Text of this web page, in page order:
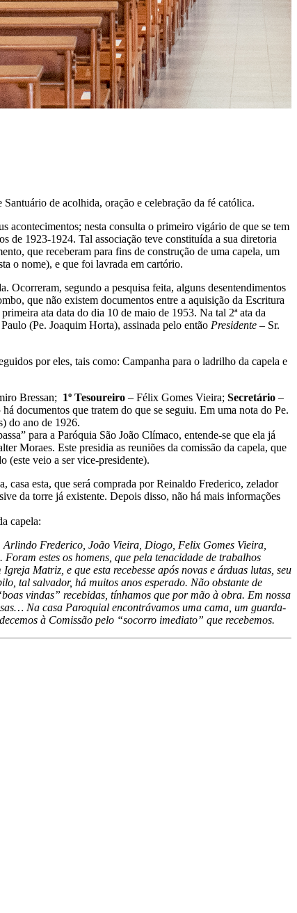
de acolhida, oração e celebração da fé católica.
acontecimentos; nesta consulta o primeiro vigário de que se tem
de 1923-1924. Tal associação teve constituída a sua diretoria
que receberam para fins de construção de uma capela, um
o nome), e que foi lavrada em cartório.
Ocorreram, segundo a pesquisa feita, alguns desentendimentos
que não existem documentos entre a aquisição da Escritura
ata data do dia 10 de maio de 1953. Na tal 2ª ata da
(Pe. Joaquim Horta), assinada pelo então Presidente – Sr.
por eles, tais como: Campanha para o ladrilho da capela e
Bressan; 1º Tesoureiro – Félix Gomes Vieira; Secretário –
documentos que tratem do que se seguiu. Em uma nota do Pe.
do ano de 1926.
para a Paróquia São João Clímaco, entende-se que ela já
Moraes. Este presidia as reuniões da comissão da capela, que
(este veio a ser vice-presidente).
casa esta, que será comprada por Reinaldo Frederico, zelador
da torre já existente. Depois disso, não há mais informações
capela:
Arlindo Frederico, João Vieira, Diogo, Felix Gomes Vieira,
estes os homens, que pela tenacidade de trabalhos
Matriz, e que esta recebesse após novas e árduas lutas, seu
tal salvador, há muitos anos esperado. Não obstante de
vindas” recebidas, tínhamos que por mão à obra. Em nossa
Na casa Paroquial encontrávamos uma cama, um guarda-
à Comissão pelo “socorro imediato” que recebemos.